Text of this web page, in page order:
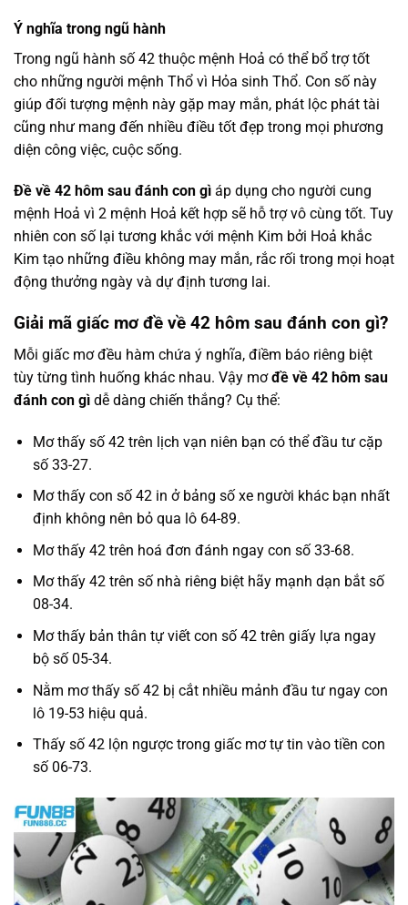
Ý nghĩa trong ngũ hành
Trong ngũ hành số 42 thuộc mệnh Hoả có thể bổ trợ tốt
cho những người mệnh Thổ vì Hỏa sinh Thổ. Con số này
giúp đối tượng mệnh này gặp may mắn, phát lộc phát tài
cũng như mang đến nhiều điều tốt đẹp trong mọi phương
diện công việc, cuộc sống.
Đề về 42 hôm sau đánh con gì áp dụng cho người cung
mệnh Hoả vì 2 mệnh Hoả kết hợp sẽ hỗ trợ vô cùng tốt. Tuy
nhiên con số lại tương khắc với mệnh Kim bởi Hoả khắc
Kim tạo những điều không may mắn, rắc rối trong mọi hoạt
động thưởng ngày và dự định tương lai.
Giải mã giấc mơ đề về 42 hôm sau đánh con gì?
Mỗi giấc mơ đều hàm chứa ý nghĩa, điềm báo riêng biệt
tùy từng tình huống khác nhau. Vậy mơđề về 42 hôm sau
đánh con gì dễ dàng chiến thắng? Cụ thể:
Mơ thấy số 42 trên lịch vạn niên bạn có thể đầu tư cặp
số 33-27.
Mơ thấy con số 42 in ở bảng số xe người khác bạn nhất
định không nên bỏ qua lô 64-89.
Mơ thấy 42 trên hoá đơn đánh ngay con số 33-68.
Mơ thấy 42 trên số nhà riêng biệt hãy mạnh dạn bắt số
08-34.
Mơ thấy bản thân tự viết con số 42 trên giấy lựa ngay
bộ số 05-34.
Nằm mơ thấy số 42 bị cắt nhiều mảnh đầu tư ngay con
lô 19-53 hiệu quả.
Thấy số 42 lộn ngược trong giấc mơ tự tin vào tiền con
số 06-73.